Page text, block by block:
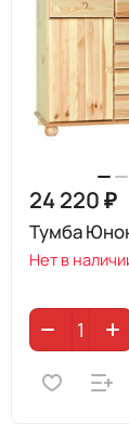
24 220 ₽
Тумба
Нет в